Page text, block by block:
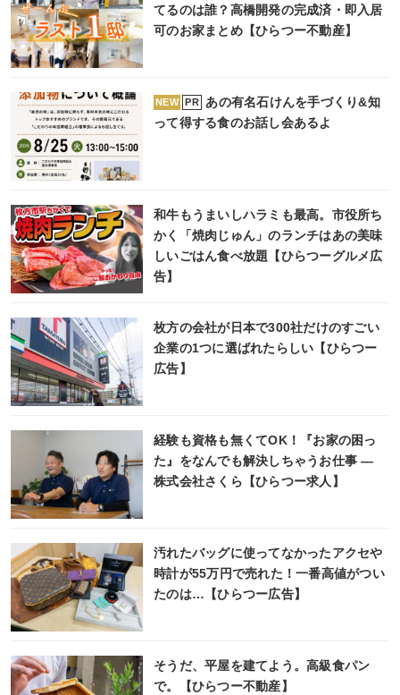
てるのは誰？高橋開発の完成済・即入居
可のお家まとめ【ひらつー不動産】
NEW PR
あの有名石けんを手づくり&知
って得する食のお話し会あるよ
和牛もうまいしハラミも最高。市役所ち
かく「焼肉じゅん」のランチはあの美味
しいごはん食べ放題【ひらつーグルメ広
告】
枚方の会社が日本で300社だけのすごい
企業の1つに選ばれたらしい【ひらつー
広告】
経験も資格も無くてOK！『お家の困っ
た』をなんでも解決しちゃうお仕事 ―
株式会社さくら【ひらつー求人】
汚れたバッグに使ってなかったアクセや
時計が55万円で売れた！一番高値がつい
たのは…【ひらつー広告】
そうだ、平屋を建てよう。高級食パン
で。【ひらつー不動産】